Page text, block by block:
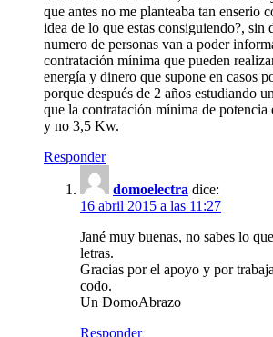
que antes no me planteaba tan enserio
idea de lo que estas consiguiendo?, sin
numero de personas van a poder
contratación mínima que pueden
energía y dinero que supone en casos
porque después de 2 años estudiando
que la contratación mínima de
y no 3,5 Kw.
Responder
domoelectra dice:
16 abril 2015 a las 11:27
Jané muy buenas, no sabes lo
letras.
Gracias por el apoyo y por
codo.
Un DomoAbrazo
Responder